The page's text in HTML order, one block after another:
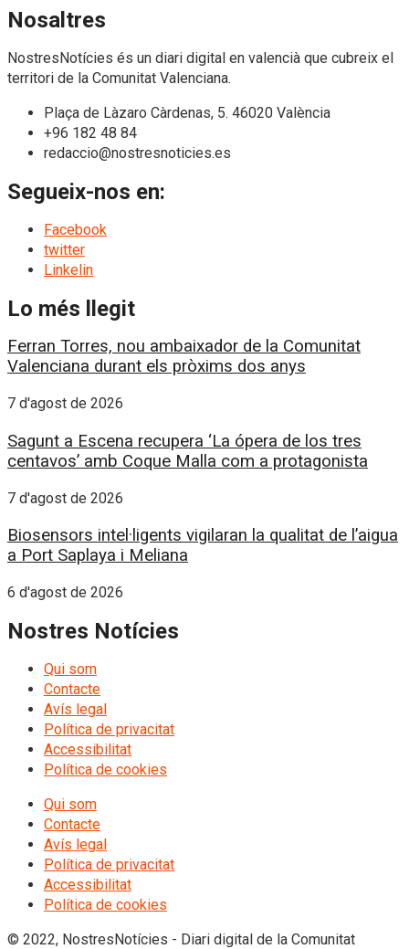
Nosaltres
NostresNotícies és un diari digital en valencià que cubreix el
territori de la Comunitat Valenciana.
Plaça de Làzaro Càrdenas, 5. 46020 València
+96 182 48 84
redaccio@nostresnoticies.es
Segueix-nos en:
Facebook
twitter
Linkelin
Lo més llegit
Ferran Torres, nou ambaixador de la Comunitat
Valenciana durant els pròxims dos anys
7 d'agost de 2026
Sagunt a Escena recupera ‘La ópera de los tres
centavos’ amb Coque Malla com a protagonista
7 d'agost de 2026
Biosensors intel·ligents vigilaran la qualitat de l’aigua
a Port Saplaya i Meliana
6 d'agost de 2026
Nostres Notícies
Qui som
Contacte
Avís legal
Política de privacitat
Accessibilitat
Política de cookies
Qui som
Contacte
Avís legal
Política de privacitat
Accessibilitat
Política de cookies
© 2022, NostresNotícies - Diari digital de la Comunitat